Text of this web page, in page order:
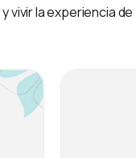
vivir la experiencia de